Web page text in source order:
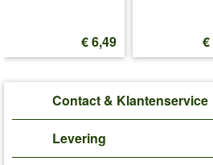
€ 6,49 €
Contact & Klantenservice
Levering